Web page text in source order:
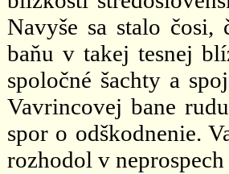
Navyše sa stalo
baňu v takej tesnej
spoločné šachty a
Vavrincovej bane
spor o odškodnenie.
rozhodol v